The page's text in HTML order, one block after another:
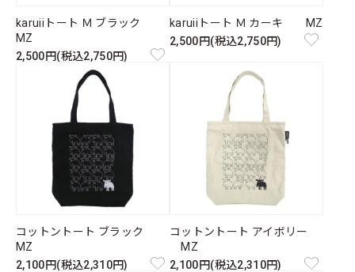
karuiiトート Ｍ ブラック
MZ
2,500円(税込2,750円)
karuiiトート Ｍ カーキ MZ
2,500円(税込2,750円)
コットントート ブラック
MZ
2,100円(税込2,310円)
コットントート アイボリー
MZ
2,100円(税込2,310円)